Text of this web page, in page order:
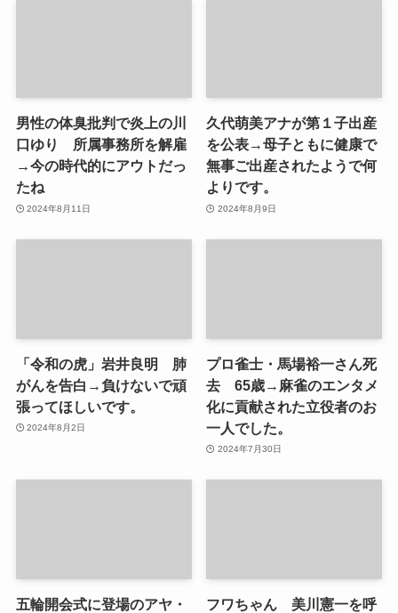
男性の体臭批判で炎上の川
口ゆり 所属事務所を解雇
→今の時代的にアウトだっ
たね
2024年8月11日
久代萌美アナが第１子出産
を公表→母子ともに健康で
無事ご出産されたようで何
よりです。
2024年8月9日
「令和の虎」岩井良明 肺
がんを告白→負けないで頑
張ってほしいです。
2024年8月2日
プロ雀士・馬場裕一さん死
去 65歳→麻雀のエンタメ
化に貢献された立役者のお
一人でした。
2024年7月30日
五輪開会式に登場のアヤ・
フワちゃん 美川憲一を呼